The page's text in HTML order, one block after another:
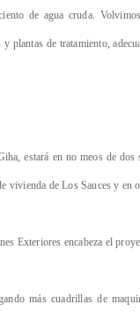
de agua cruda.
plantas de tratamiento,
estará en no meos de
vivienda de Los Sauces y en
Exteriores encabeza el
más cuadrillas de